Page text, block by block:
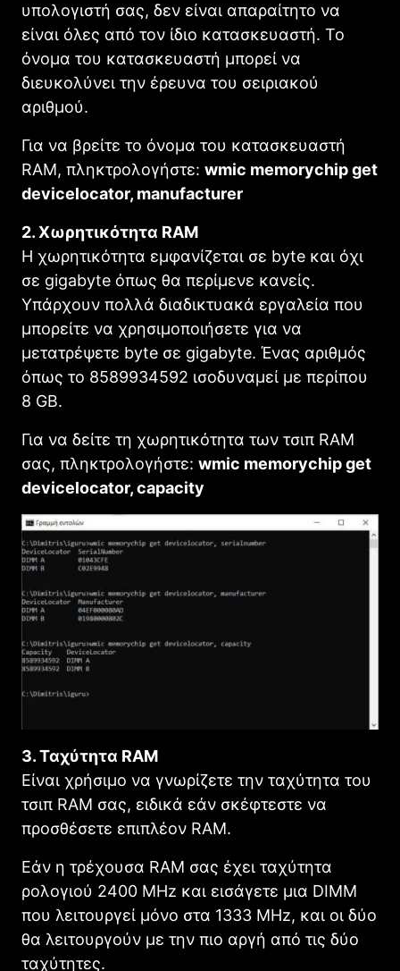
υπολογιστή σας, δεν είναι απαραίτητο να
είναι όλες από τον ίδιο κατασκευαστή. Το
όνομα του κατασκευαστή μπορεί να
διευκολύνει την έρευνα του σειριακού
αριθμού.
Για να βρείτε το όνομα του κατασκευαστή
RAM, πληκτρολογήστε: wmic memorychip get
devicelocator, manufacturer
2. Χωρητικότητα RAM
Η χωρητικότητα εμφανίζεται σε byte και όχι
σε gigabyte όπως θα περίμενε κανείς.
Υπάρχουν πολλά διαδικτυακά εργαλεία που
μπορείτε να χρησιμοποιήσετε για να
μετατρέψετε byte σε gigabyte. Ένας αριθμός
όπως το 8589934592 ισοδυναμεί με περίπου
8 GB.
Για να δείτε τη χωρητικότητα των τσιπ RAM
σας, πληκτρολογήστε: wmic memorychip get
devicelocator, capacity
3. Ταχύτητα RAM
Είναι χρήσιμο να γνωρίζετε την ταχύτητα του
τσιπ RAM σας, ειδικά εάν σκέφτεστε να
προσθέσετε επιπλέον RAM.
Εάν η τρέχουσα RAM σας έχει ταχύτητα
ρολογιού 2400 MHz και εισάγετε μια DIMM
που λειτουργεί μόνο στα 1333 MHz, και οι δύο
θα λειτουργούν με την πιο αργή από τις δύο
ταχύτητες.